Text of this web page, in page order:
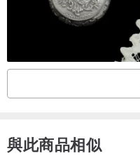
求到完美無瑕，如果您會介
建議購買喔。
【 品質堅持 】
1.水晶遊樂園挑選晶品的原則
2.我們已將圖片色澤調整到在
與此商品相似